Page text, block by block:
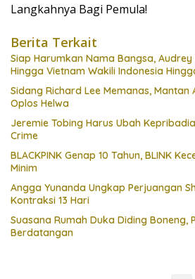
Langkahnya Bagi Pemula!
Berita Terkait
Siap Harumkan Nama Bangsa,
Hingga Vietnam Wakili Indonesia
Sidang Richard Lee Memanas, Mantan
Oplos Helwa
Jeremie Tobing Harus Ubah
Crime
BLACKPINK Genap 10 Tahun, BLINK
Minim
Angga Yunanda Ungkap Perjuangan
Kontraksi 13 Hari
Suasana Rumah Duka Diding Boneng,
Berdatangan